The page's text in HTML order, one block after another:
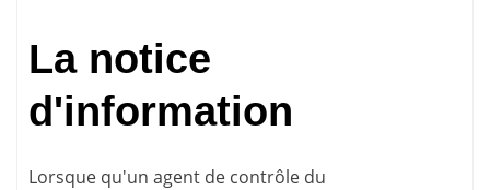
La notice
d'information
Lorsque qu'un agent de contrôle du